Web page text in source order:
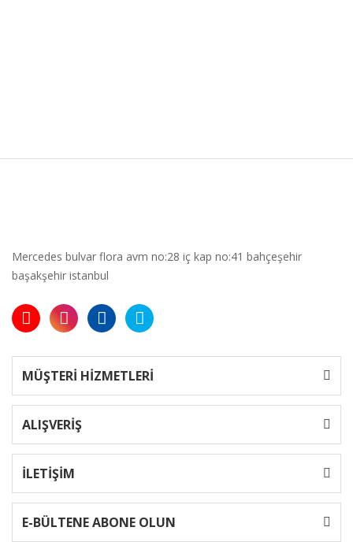
Mercedes bulvar flora avm no:28 iç kap no:41 bahçeşehir
başakşehir istanbul
MÜŞTERİ HİZMETLERİ
ALIŞVERİŞ
İLETİŞİM
E-BÜLTENE ABONE OLUN